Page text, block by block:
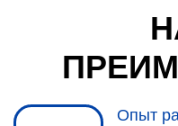
Опыт